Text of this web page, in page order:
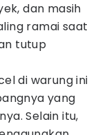
dan masih
ramai saat
tutup
di warung ini
yang
Selain itu,